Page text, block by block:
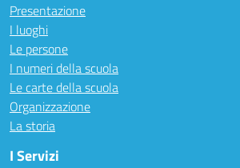
Presentazione
I luoghi
Le persone
I numeri della scuola
Le carte della scuola
Organizzazione
La storia
I Servizi